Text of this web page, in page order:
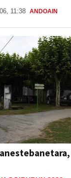
11:38 ANDOAIN